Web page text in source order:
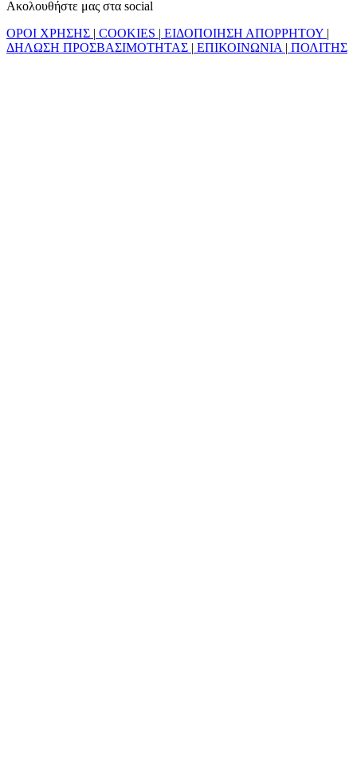
Ακολουθήστε μας στα social
ΟΡΟΙ ΧΡΗΣΗΣ | COOKIES | ΕΙΔΟΠΟΙΗΣΗ ΑΠΟΡΡΗΤΟΥ |
ΔΗΛΩΣΗ ΠΡΟΣΒΑΣΙΜΟΤΗΤΑΣ | ΕΠΙΚΟΙΝΩΝΙΑ | ΠΟΛΙΤΗΣ